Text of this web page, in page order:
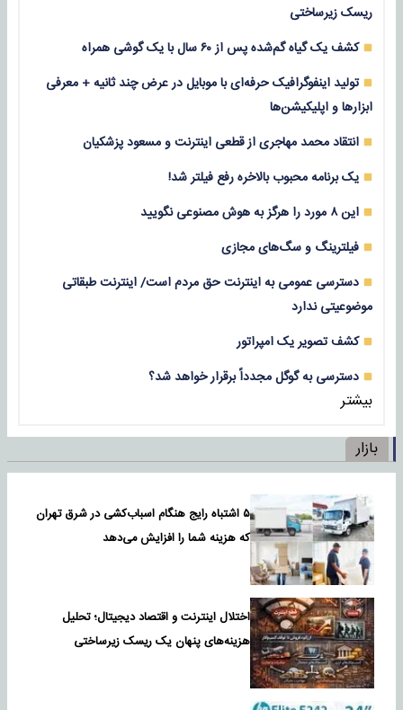
ریسک زیرساختی
کشف یک گیاه گم‌شده پس از ۶۰ سال با یک گوشی همراه
تولید اینفوگرافیک حرفه‌ای با موبایل در عرض چند ثانیه + معرفی
ابزارها و اپلیکیشن‌ها
انتقاد محمد مهاجری از قطعی اینترنت و مسعود پزشکیان
یک برنامه محبوب بالاخره رفع فیلتر شد!
این ۸ مورد را هرگز به هوش مصنوعی نگویید
فیلترینگ و سگ‌های مجازی
دسترسی عمومی به اینترنت حق مردم است/ اینترنت طبقاتی
موضوعیتی ندارد
کشف تصویر یک امپراتور
دسترسی به گوگل مجدداً برقرار خواهد شد؟
بیشتر
بازار
۵ اشتباه رایج هنگام اسباب‌کشی در شرق تهران
که هزینه شما را افزایش می‌دهد
اختلال اینترنت و اقتصاد دیجیتال؛ تحلیل
هزینه‌های پنهان یک ریسک زیرساختی